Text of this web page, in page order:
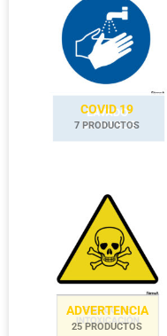
COVID 19
7 PRODUCTOS
ADVERTENCIA
25 PRODUCTOS